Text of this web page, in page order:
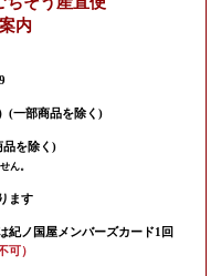
内
(一部商品を除く)
品を除く)
ん。
ます
紀ノ国屋メンバーズカード1回
可）